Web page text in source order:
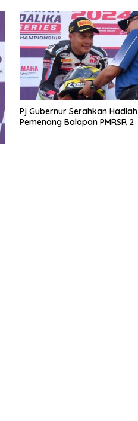
Pj Gubernur Serahkan Hadiah
Pemenang Balapan PMRSR 2